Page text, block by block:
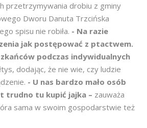
przetrzymywania drobiu z gminy
Dworu Danuta Trzcińska
spisu nie robiła. - Na razie
jak postępować z ptactwem.
podczas indywidualnych
dodając, że nie wie, czy ludzie
- U nas bardzo mało osób
trudno tu kupić jajka – zauważa
sama w swoim gospodarstwie też